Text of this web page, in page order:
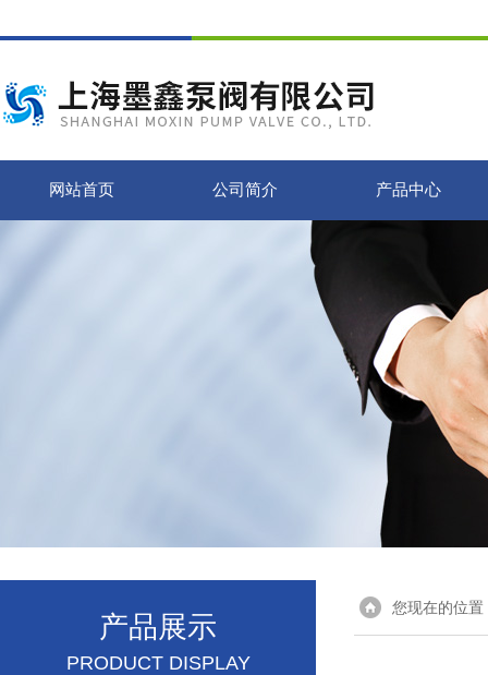
网站首页 公司简介 产品中心
产品展示
PRODUCT DISPLAY
您现在的位置